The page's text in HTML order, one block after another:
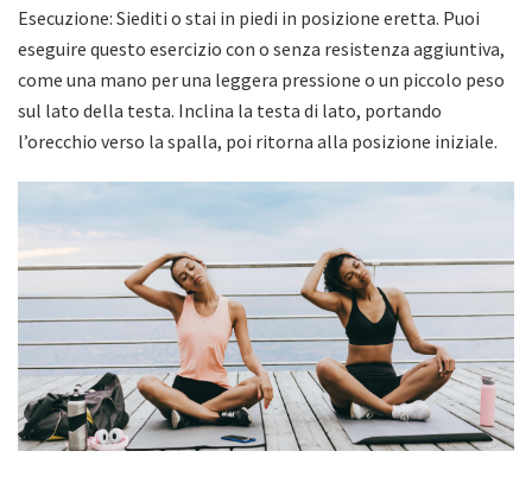
Esecuzione: Siediti o stai in piedi in posizione eretta. Puoi
eseguire questo esercizio con o senza resistenza aggiuntiva,
come una mano per una leggera pressione o un piccolo peso
sul lato della testa. Inclina la testa di lato, portando
l’orecchio verso la spalla, poi ritorna alla posizione iniziale.